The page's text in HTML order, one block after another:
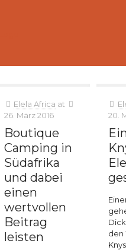
Elela Africa at
26. März 2016
Boutique
Camping in
Südafrika
und dabei
einen
wertvollen
Beitrag
leisten
20.
den